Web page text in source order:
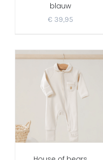
blauw
€39,95